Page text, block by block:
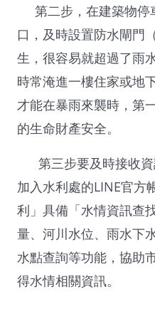
第二步，在建築物停
口，及時設置防水閘門
生，很容易就超過了雨
時常淹進一樓住家或地
才能在暴雨來襲時，第
的生命財產安全。
第三步要及時接收資
加入水利處的LINE官方
利」具備「水情資訊查
量、河川水位、雨水下
水點查詢等功能，協助
得水情相關資訊。